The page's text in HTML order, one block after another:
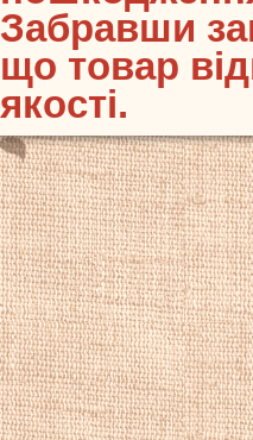
Забравши
що товар
якості.